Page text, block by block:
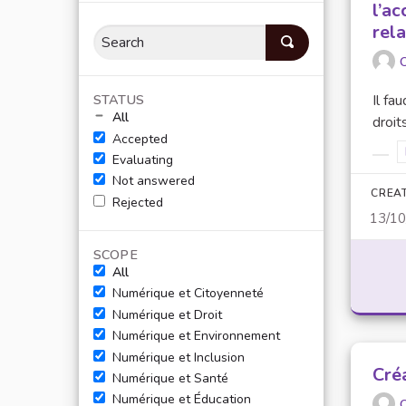
STATUS
All
Accepted
Evaluating
Not answered
Rejected
SCOPE
All
Numérique et Citoyenneté
Numérique et Droit
Numérique et Environnement
Numérique et Inclusion
Numérique et Santé
Numérique et Éducation
Il
13/